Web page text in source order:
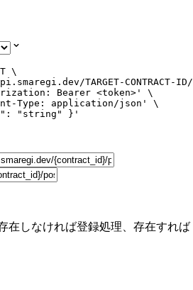
\
TARGET-
Bearer <token>'
\
Type: application/json '
\
"string" } '
在しなければ登録処理、存在すれば